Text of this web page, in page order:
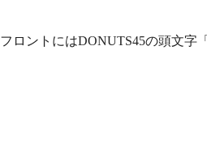
フロントにはDONUTS45の頭文字